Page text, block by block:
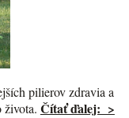
pilierov zdravia a
života. Čítať ďalej: >